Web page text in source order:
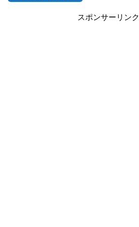
スポンサーリンク